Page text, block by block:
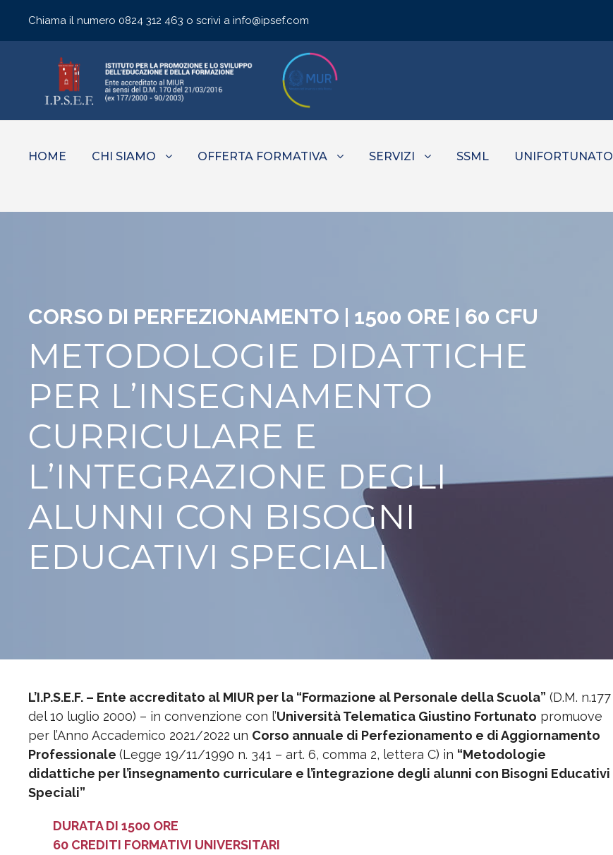
Chiama il numero 0824 312 463 o scrivi a info@ipsef.com
HOME CHI SIAMO OFFERTA FORMATIVA SERVIZI SSML UNIFORTUNATO
CORSO DI PERFEZIONAMENTO | 1500 ORE | 60 CFU
METODOLOGIE DIDATTICHE
PER L’INSEGNAMENTO
CURRICULARE E
L’INTEGRAZIONE DEGLI
ALUNNI CON BISOGNI
EDUCATIVI SPECIALI
L’I.P.S.E.F. – Ente accreditato al MIUR per la “Formazione al Personale della Scuola” (D.M. n.177
del 10 luglio 2000) – in convenzione con l’Università Telematica Giustino Fortunato promuove
per l’Anno Accademico 2021/2022 un Corso annuale di Perfezionamento e di Aggiornamento
Professionale (Legge 19/11/1990 n. 341 – art. 6, comma 2, lettera C) in “Metodologie
didattiche per l’insegnamento curriculare e l’integrazione degli alunni con Bisogni Educativi
Speciali”
DURATA DI 1500 ORE
60 CREDITI FORMATIVI UNIVERSITARI